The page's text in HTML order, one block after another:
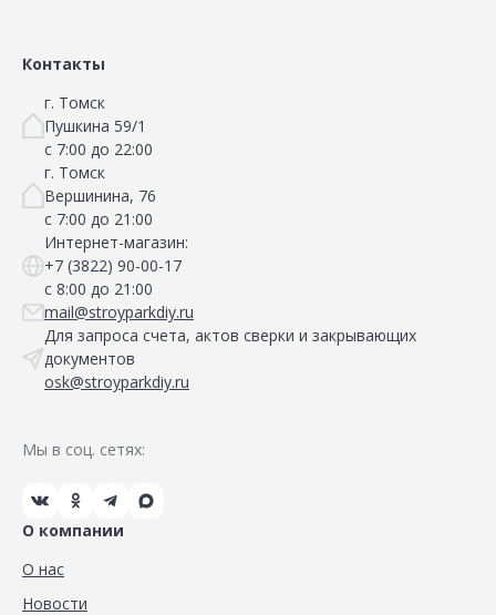
Контакты
г. Томск
Пушкина 59/1
с 7:00 до 22:00
г. Томск
Вершинина, 76
с 7:00 до 21:00
Интернет-магазин:
+7 (3822) 90-00-17
с 8:00 до 21:00
mail@stroyparkdiy.ru
Для запроса счета, актов сверки и закрывающих
документов
osk@stroyparkdiy.ru
Мы в соц. сетях:
О компании
О нас
Новости